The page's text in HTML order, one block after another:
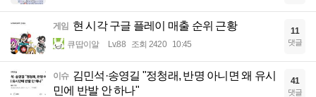
게임 현 시각 구글 플레이 매출 순위 근황
큐땁이알 Lv.88 조회 2420 10:45
11
댓글
이슈 김민석·송영길 "정청래, 반명 아니면 왜 유시
민에 반발 안 하나"
41
댓글